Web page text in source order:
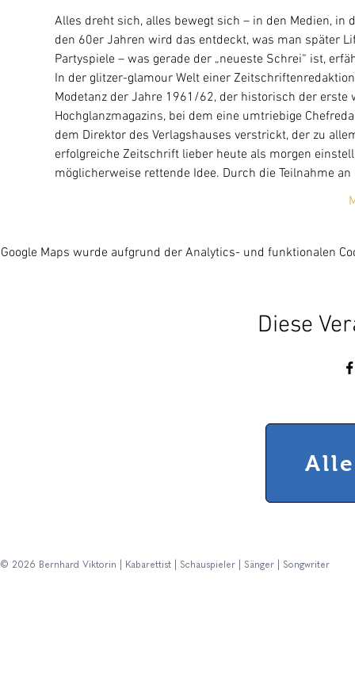
Alles dreht sich, alles bewegt sich – in den Medien, in
den 60er Jahren wird das entdeckt, was man später
Partyspiele – was gerade der „neueste Schrei“ ist,
In der glitzer-glamour Welt einer
Modetanz der Jahre 1961/62, der historisch der erste
Hochglanzmagazins, bei dem eine umtriebige
dem Direktor des Verlagshauses verstrickt, der zu
erfolgreiche Zeitschrift lieber heute als morgen
möglicherweise rettende Idee. Durch die Teilnahme
Google Maps wurde aufgrund der Analytics- und funktionalen
Diese
© 2026 Bernhard Viktorin | Kabarettist | Schauspieler | Sänger | Songwriter